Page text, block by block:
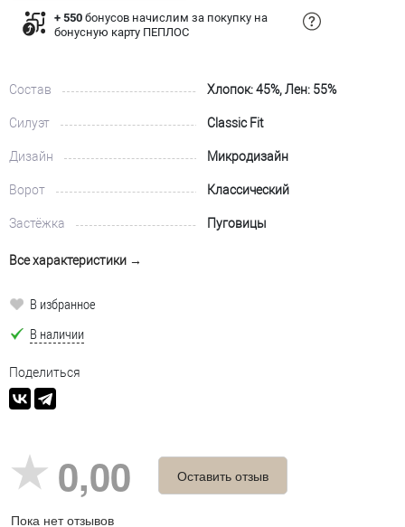
+ 550 бонусов начислим за покупку на
бонусную карту ПЕПЛОС
Состав Хлопок: 45%, Лен: 55%
Силуэт Classic Fit
Дизайн Микродизайн
Ворот Классический
Застёжка Пуговицы
Все характеристики →
В избранное
В наличии
Поделиться
0,00
Пока нет отзывов
Оставить отзыв